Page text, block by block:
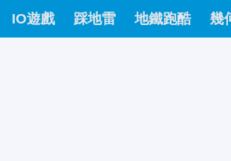
IO遊戲 踩地雷 地鐵跑酷 幾